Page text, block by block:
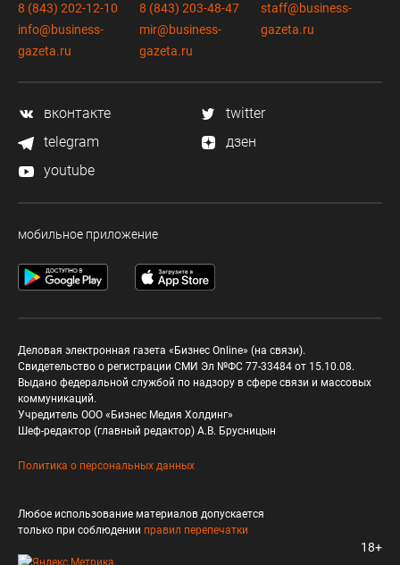
8 (843) 202-12-10
info@business-
gazeta.ru
8 (843) 203-48-47
mir@business-
gazeta.ru
staff@business-
gazeta.ru
вконтакте
twitter
telegram
дзен
youtube
мобильное приложение
Деловая электронная газета «Бизнес Online» (на связи).
Свидетельство о регистрации СМИ Эл №ФС 77-33484 от 15.10.08.
Выдано федеральной службой по надзору в сфере связи и массовых
коммуникаций.
Учредитель ООО «Бизнес Медия Холдинг»
Шеф-редактор (главный редактор) А.В. Брусницын
Политика о персональных данных
Любое использование материалов допускается
только при соблюдении правил перепечатки
18+